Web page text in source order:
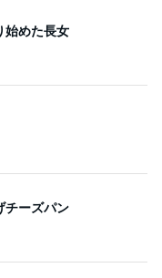
始めた長女
チーズパン